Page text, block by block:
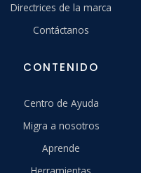
Directrices de la marca
Contáctanos
CONTENIDO
Centro de Ayuda
Migra a nosotros
Aprende